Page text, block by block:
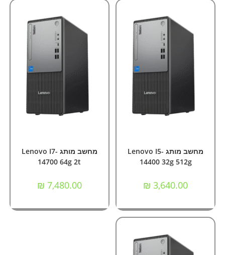
מחשב מותג Lenovo I5-
14400 32g 512g
₪ 3,640.00
מחשב מותג Lenovo I7-
14700 64g 2t
₪ 7,480.00